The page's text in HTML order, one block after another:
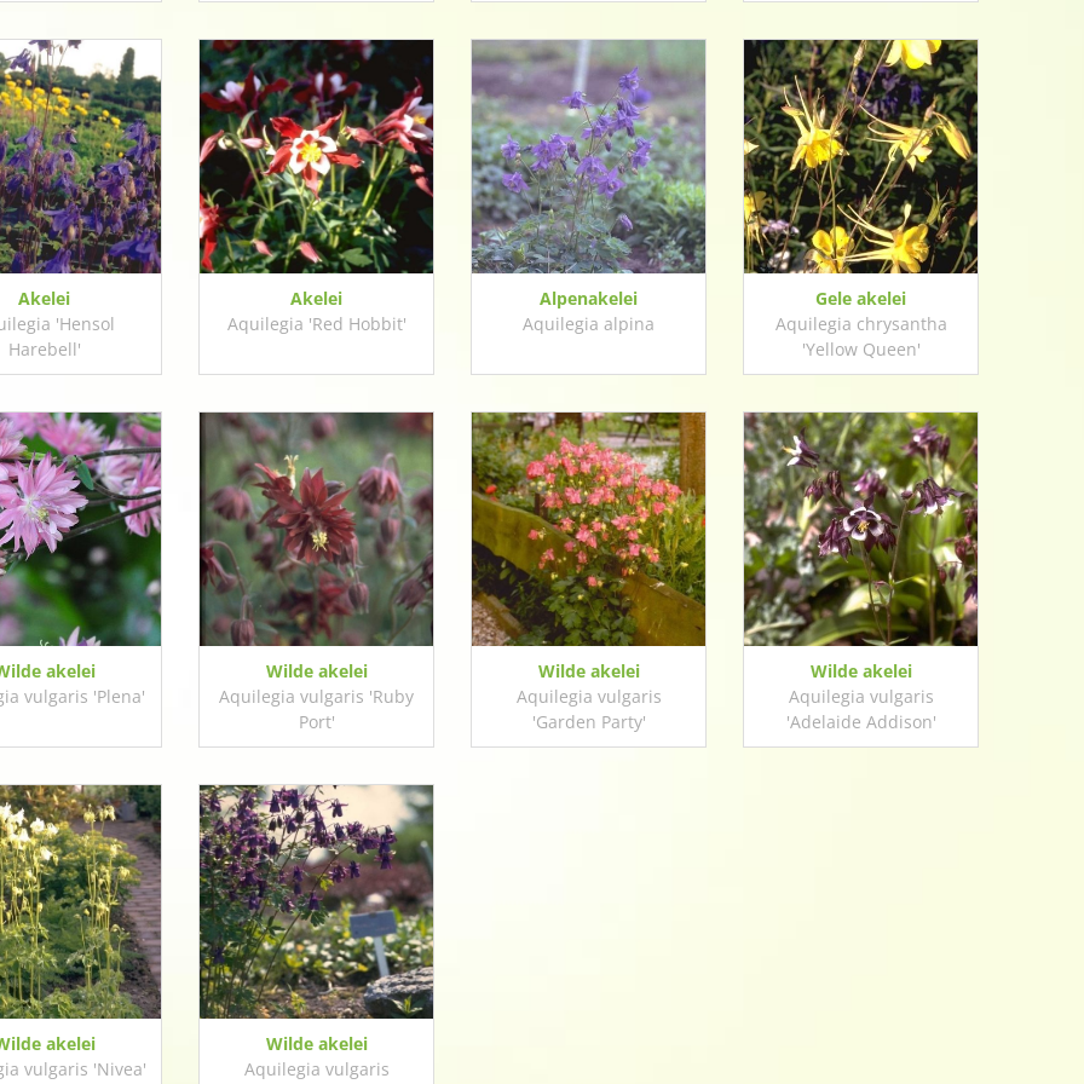
Akelei
'Hensol
Harebell'
Akelei
Aquilegia 'Red Hobbit'
Alpenakelei
Aquilegia alpina
Gele akelei
Aquilegia chrysantha
'Yellow Queen'
akelei
vulgaris 'Plena'
Wilde akelei
Aquilegia vulgaris 'Ruby
Port'
Wilde akelei
Aquilegia vulgaris
'Garden Party'
Wilde akelei
Aquilegia vulgaris
'Adelaide Addison'
akelei
vulgaris 'Nivea'
Wilde akelei
Aquilegia vulgaris